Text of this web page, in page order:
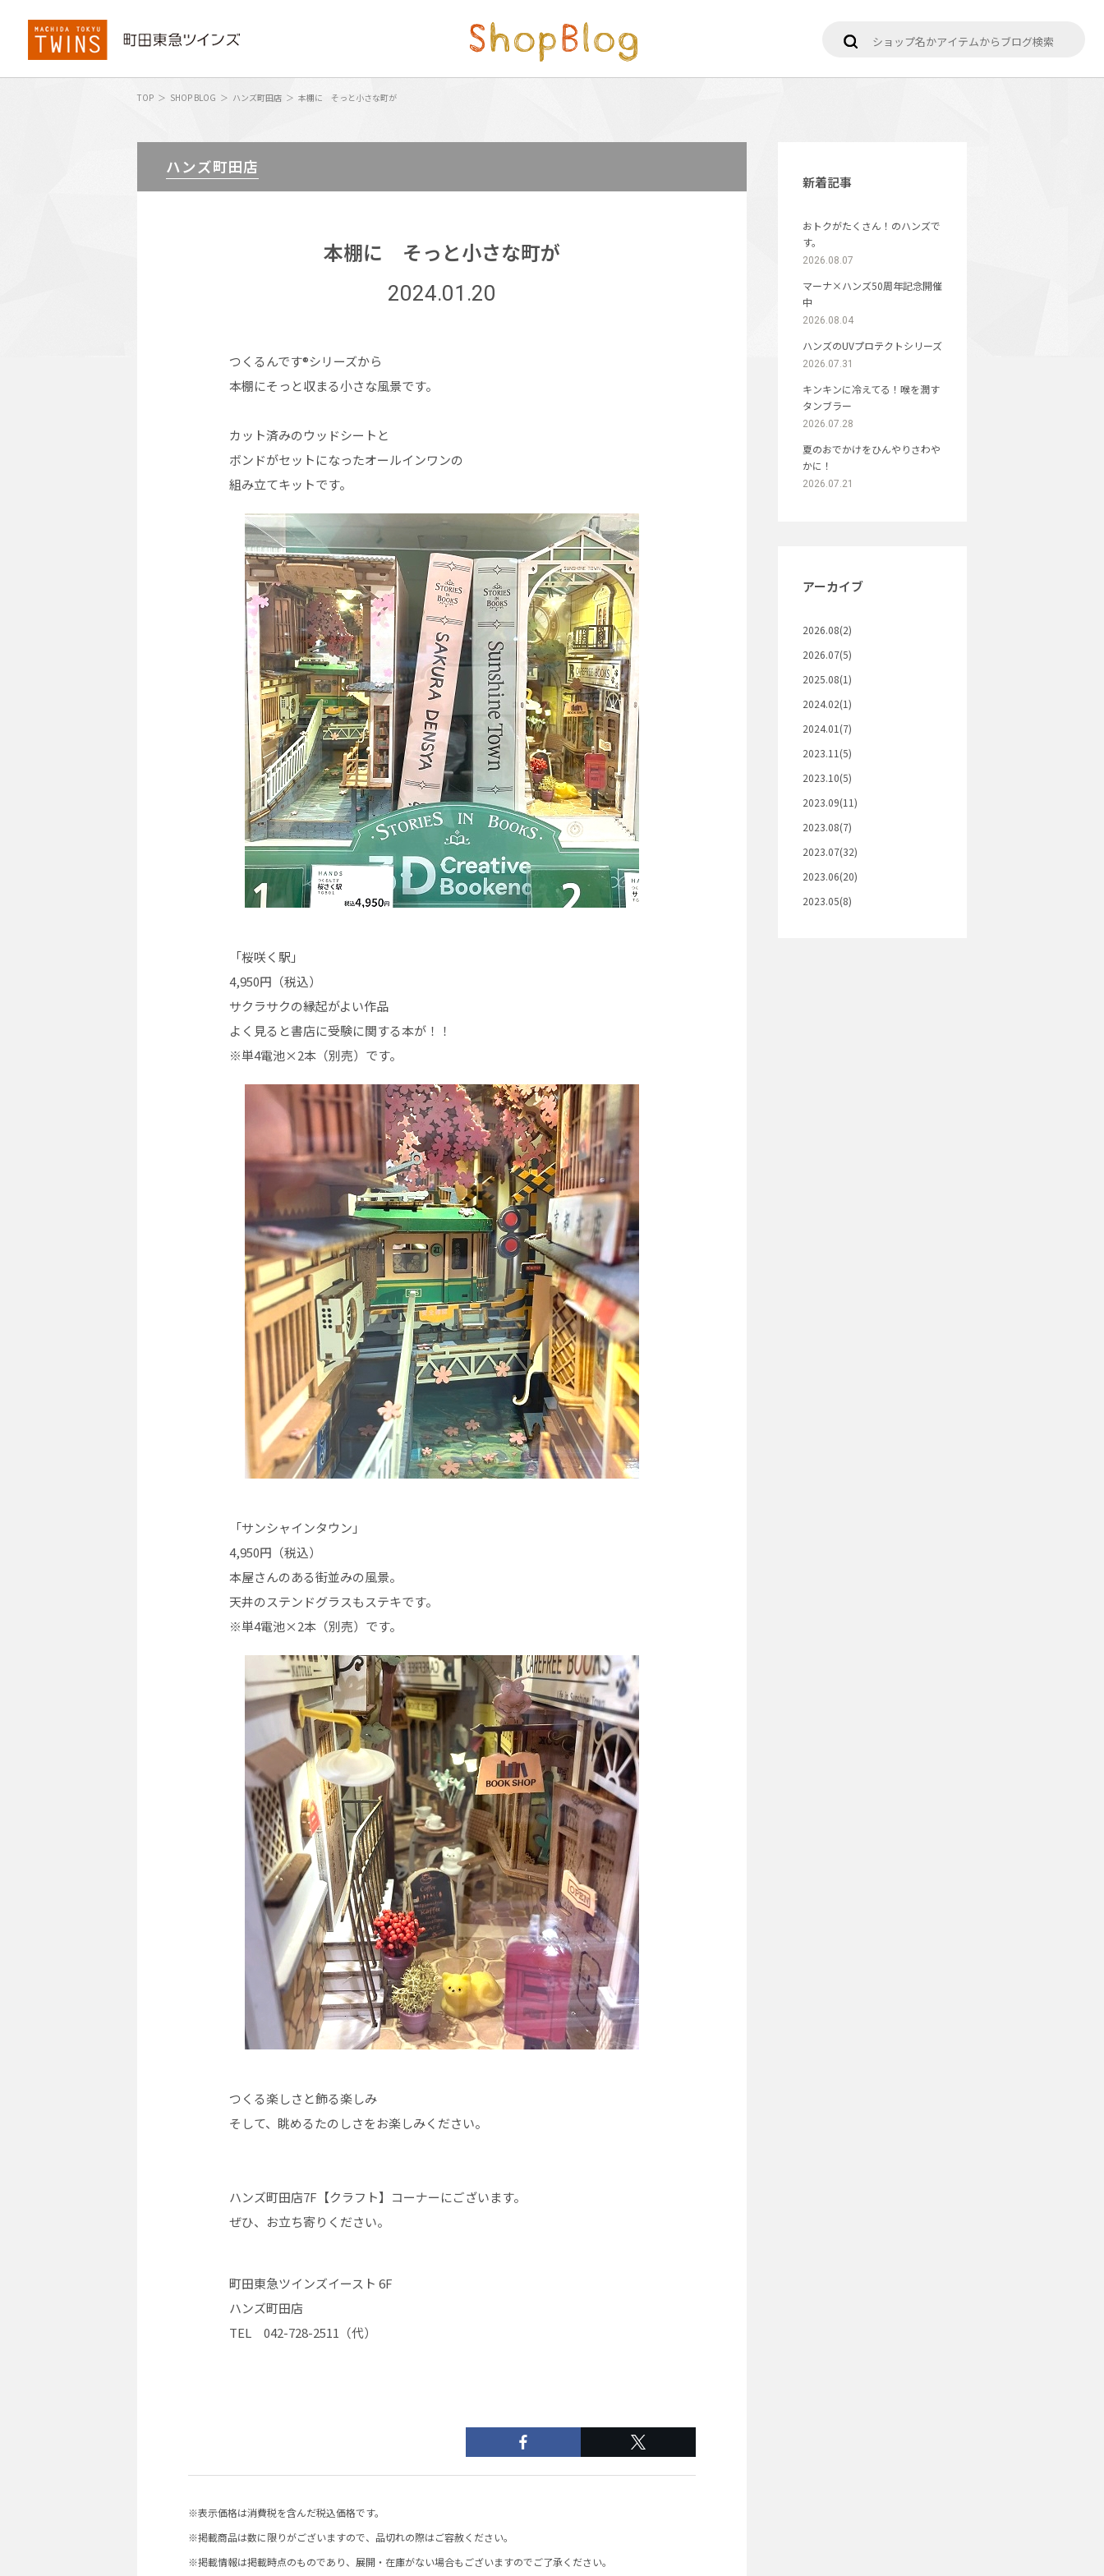
TOP SHOP BLOG ハンズ町田店 本棚に そっと小さな町が
ハンズ町田店
本棚に そっと小さな町が
2024.01.20
つくるんです®シリーズから
本棚にそっと収まる小さな風景です。
カット済みのウッドシートと
ボンドがセットになったオールインワンの
組み立てキットです。
「桜咲く駅」
4,950円（税込）
サクラサクの縁起がよい作品
よく見ると書店に受験に関する本が！！
※単4電池×2本（別売）です。
「サンシャインタウン」
4,950円（税込）
本屋さんのある街並みの風景。
天井のステンドグラスもステキです。
※単4電池×2本（別売）です。
つくる楽しさと飾る楽しみ
そして、眺めるたのしさをお楽しみください。
ハンズ町田店7F【クラフト】コーナーにございます。
ぜひ、お立ち寄りください。
町田東急ツインズイースト 6F
ハンズ町田店
TEL 042-728-2511（代）
※表示価格は消費税を含んだ税込価格です。
※掲載商品は数に限りがございますので、品切れの際はご容赦ください。
※掲載情報は掲載時点のものであり、展開・在庫がない場合もございますのでご了承ください。
新着記事
おトクがたくさん！のハンズで
す。
2026.08.07
マーナ×ハンズ50周年記念開催
中
2026.08.04
ハンズのUVプロテクトシリーズ
2026.07.31
キンキンに冷えてる！喉を潤す
タンブラー
2026.07.28
夏のおでかけをひんやりさわや
かに！
2026.07.21
アーカイブ
2026.08(2)
2026.07(5)
2025.08(1)
2024.02(1)
2024.01(7)
2023.11(5)
2023.10(5)
2023.09(11)
2023.08(7)
2023.07(32)
2023.06(20)
2023.05(8)